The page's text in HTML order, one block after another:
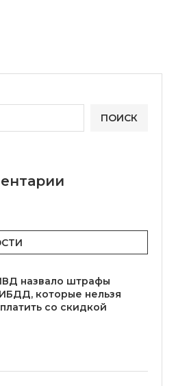
ПОИСК
назвало штрафы
которые нельзя
со скидкой